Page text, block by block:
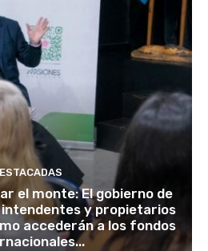
el monte: El gobierno de
intendentes y propietarios
accederán a los fondos